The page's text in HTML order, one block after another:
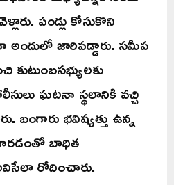
పండ్లు కోసుకొని
అందులో జారిపడ్డారు. సమీప
ఘటనా స్థలానికి వచ్చి
బంగారు భవిష్యత్తు ఉన్న
మారడంతో బాధిత
రోదించారు.